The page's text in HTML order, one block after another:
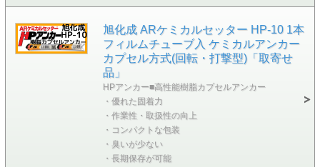
旭化成 ARケミカルセッター HP-10 1本
フィルムチューブ入 ケミカルアンカー
カプセル方式(回転・打撃型)「取寄せ
品」
HPアンカー■高性能樹脂カプセルアンカー
・優れた固着力
・作業性・取扱性の向上
・コンパクトな包装
・臭いが少ない
・長期保存が可能